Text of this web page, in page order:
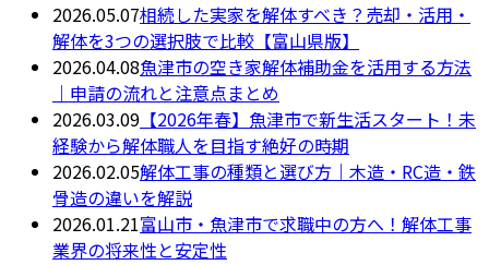
2026.05.07相続した実家を解体すべき？売却・活用・
解体を3つの選択肢で比較【富山県版】
2026.04.08魚津市の空き家解体補助金を活用する方法
｜申請の流れと注意点まとめ
2026.03.09 【2026年春】魚津市で新生活スタート！未
経験から解体職人を目指す絶好の時期
2026.02.05解体工事の種類と選び方｜木造・RC造・鉄
骨造の違いを解説
2026.01.21富山市・魚津市で求職中の方へ！解体工事
業界の将来性と安定性